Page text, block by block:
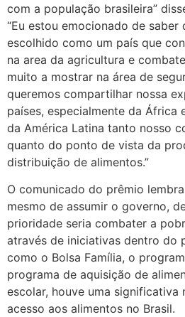
com a população brasileira”
“Eu estou emocionado de saber
escolhido como um país que
na area da agricultura e
muito a mostrar na área de
queremos compartilhar nossa
paí­ses, especialmente da África
da América Latina tanto nosso
quanto do ponto de vista da
distribuição de alimentos.”
O comunicado do prêmio
mesmo de assumir o governo,
prioridade seria combater a
através de iniciativas dentro do
como o Bolsa Família, o
programa de aquisição de
escolar, houve uma significativa
acesso aos alimentos no Brasil.